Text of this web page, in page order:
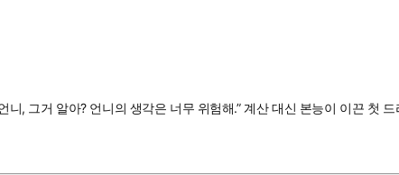
니, 그거 알아? 언니의 생각은 너무 위험해.” 계산 대신 본능이 이끈 첫